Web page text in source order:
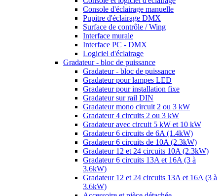
Console d'éclairage manuelle
Pupitre d'éclairage DMX
Surface de contrôle / Wing
Interface murale
Interface PC - DMX
Logiciel d'éclairage
Gradateur - bloc de puissance
Gradateur - bloc de puissance
Gradateur pour lampes LED
Gradateur pour installation fixe
Gradateur sur rail DIN
Gradateur mono circuit 2 ou 3 kW
Gradateur 4 circuits 2 ou 3 kW
Gradateur avec circuit 5 kW et 10 kW
Gradateur 6 circuits de 6A (1.4kW)
Gradateur 6 circuits de 10A (2.3kW)
Gradateur 12 et 24 circuits 10A (2.3kW)
Gradateur 6 circuits 13A et 16A (3 à
3.6kW)
Gradateur 12 et 24 circuits 13A et 16A (3 à
3.6kW)